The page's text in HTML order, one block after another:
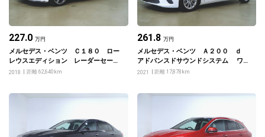
227.0 万円
メルセデス・ベンツ Ｃ１８０ ロー
レウスエディション レーダーセーフ
ティーパッケージ
2018 距離 62,640km
261.8 万円
メルセデス・ベンツ Ａ２００ ｄ
アドバンスドサウンドシステム ワイ
ヤレスチャージング
2021 距離 17,878km